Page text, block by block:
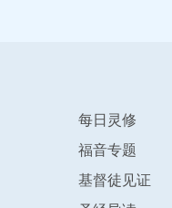
幕。”
身一降生就正式开始
事，那肉身的实质就
每日灵修
福音专题
基督徒见证